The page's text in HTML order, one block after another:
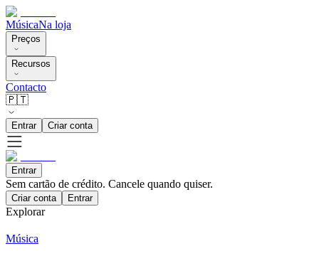
MúsicaNa loja
Preços
Recursos
Contacto
🇵🇹
Entrar Criar conta
Entrar
Sem cartão de crédito. Cancele quando quiser.
Criar conta Entrar
Explorar
Música